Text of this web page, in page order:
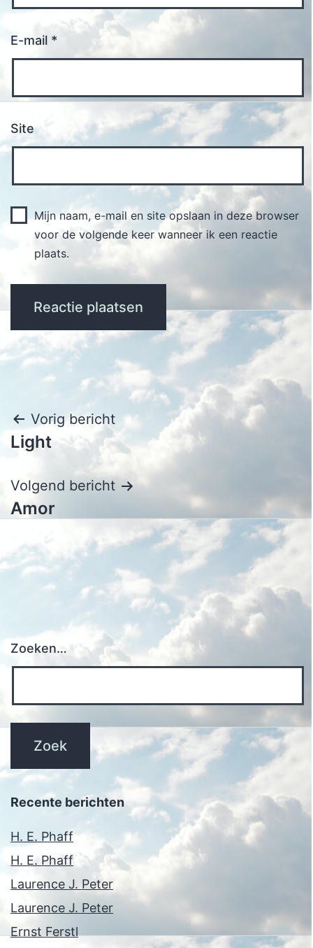
E-mail *
Site
Mijn naam, e-mail en site opslaan in deze browser
voor de volgende keer wanneer ik een reactie
plaats.
Bericht
navigatie
Vorig bericht
Light
Volgend bericht
Amor
Zoeken…
Recente berichten
H. E. Phaff
H. E. Phaff
Laurence J. Peter
Laurence J. Peter
Ernst Ferstl